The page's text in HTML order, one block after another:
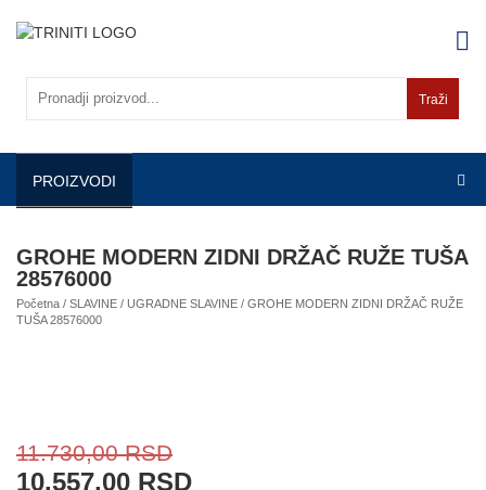
Traži
PROIZVODI
GROHE MODERN ZIDNI DRŽAČ RUŽE TUŠA
28576000
Početna / SLAVINE / UGRADNE SLAVINE / GROHE MODERN ZIDNI DRŽAČ RUŽE
TUŠA 28576000
11.730,00RSD
10.557,00 RSD